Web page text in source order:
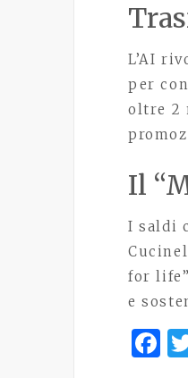
L’AI
per
oltre 2
Il
I saldi
for
e